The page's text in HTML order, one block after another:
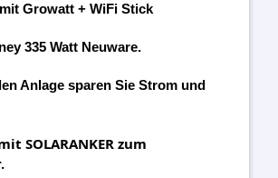
Growatt + WiFi Stick
335 Watt Neuware.
Anlage sparen Sie Strom und
SOLARANKER zum